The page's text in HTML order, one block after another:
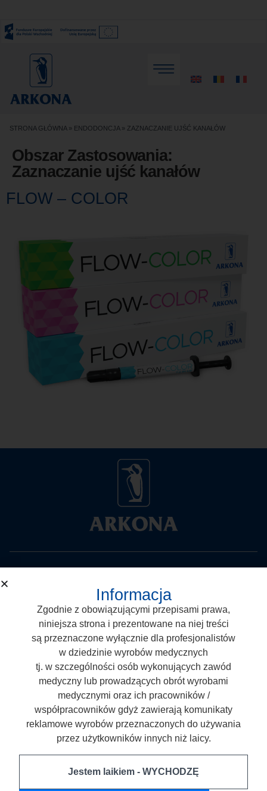
STRONA GŁÓWNA» ENDODONCJA» ZAZNACZANIE UJŚĆ KANAŁÓW​
Obszar Zastosowania:
Zaznaczanie ujść kanałów​
FLOW – COLOR
Nasutów 99 C, 21-025 Niemce
T:+48 887 883 005
E:biuro@arkonadent.com
Produkty
Kompozyty Stomatologiczne
Opieka periodontologiczna
Poprawa estetyki
Informacja
Zgodnie z obowiązującymi przepisami prawa,
niniejsza strona i prezentowane na niej treści
są przeznaczone wyłącznie dla profesjonalistów
w dziedzinie wyrobów medycznych
tj. w szczególności osób wykonujących zawód
medyczny lub prowadzących obrót wyrobami
medycznymi oraz ich pracowników /
współpracowników gdyż zawierają komunikaty
reklamowe wyrobów przeznaczonych do używania
przez użytkowników innych niż laicy.
Jestem laikiem - WYCHODZĘ